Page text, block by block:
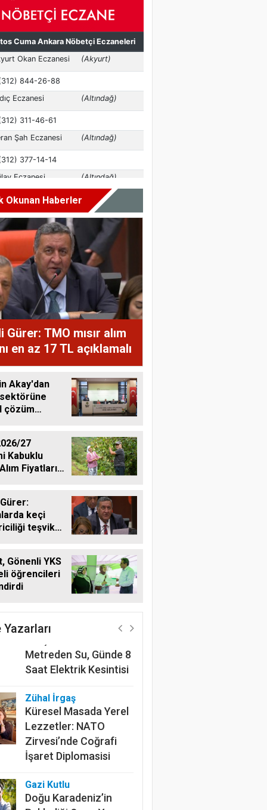
Okunan Haberler
Gürer: TMO mısır alım
en az 17 TL açıklamalı
Akay'dan
çözüm
27
Kabuklu
Fiyatlarını
keçi
teşvik
Gönenli YKS
öğrencileri
Yazarları
Harun Göksel
220 Kilometrelik
Kanalın Sonundaki Acı
Metreden Su, Günde 8
Saat Elektrik Kesintisi
Zühal İrgaş
Küresel Masada Yerel
Lezzetler: NATO
Zirvesi’nde Coğrafi
İşaret Diplomasisi
Gazi Kutlu
Doğu Karadeniz’in